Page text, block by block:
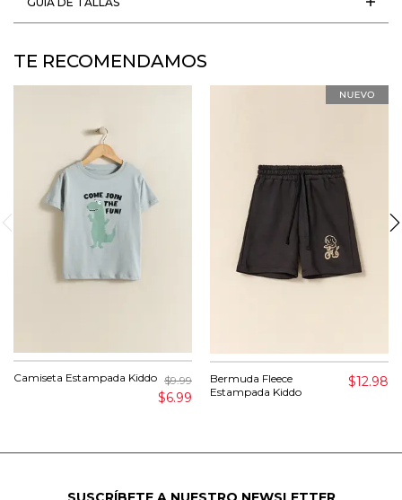
TE RECOMENDAMOS
Camiseta Estampada Kiddo $9.99
$6.99
Bermuda Fleece
Estampada Kiddo
$12.98